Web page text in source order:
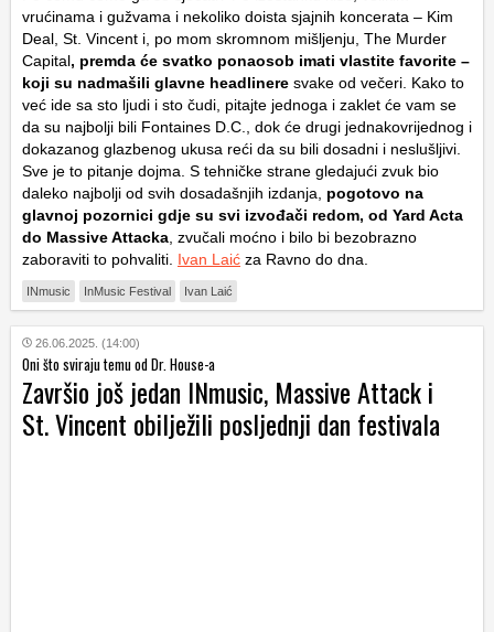
vrućinama i gužvama i nekoliko doista sjajnih koncerata – Kim
Deal, St. Vincent i, po mom skromnom mišljenju, The Murder
Capital, premda će svatko ponaosob imati vlastite favorite –
koji su nadmašili glavne headlinere svake od večeri. Kako to
već ide sa sto ljudi i sto čudi, pitajte jednoga i zaklet će vam se
da su najbolji bili Fontaines D.C., dok će drugi jednakovrijednog i
dokazanog glazbenog ukusa reći da su bili dosadni i neslušljivi.
Sve je to pitanje dojma. S tehničke strane gledajući zvuk bio
daleko najbolji od svih dosadašnjih izdanja, pogotovo na
glavnoj pozornici gdje su svi izvođači redom, od Yard Acta
do Massive Attacka, zvučali moćno i bilo bi bezobrazno
zaboraviti to pohvaliti. Ivan Laić za Ravno do dna.
INmusic InMusic Festival Ivan Laić
26.06.2025. (14:00)
Oni što sviraju temu od Dr. House-a
Završio još jedan INmusic, Massive Attack i
St. Vincent obilježili posljednji dan festivala